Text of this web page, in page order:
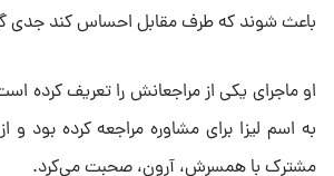
باعث شوند که طرف مقابل احساس کند جدی
او ماجرای یکی از مراجعانش را تعریف کرده
به اسم لیزا برای مشاوره مراجعه کرده بود
مشترک با همسرش، آرون، صحبت می‌کرد.